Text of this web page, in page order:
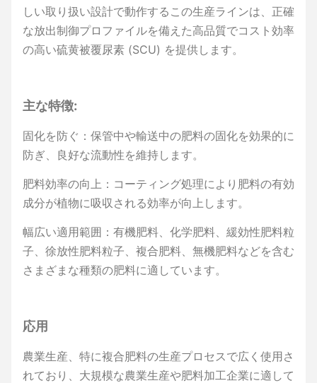
しい取り扱い設計で動作するこの生産ラインは、正確
な放出制御プロファイルを備えた高品質でコスト効率
の高い硫黄被覆尿素 (SCU) を提供します。
主な特徴:
固化を防ぐ：保管中や輸送中の肥料の固化を効果的に
防ぎ、良好な流動性を維持します。
肥料効率の向上：コーティング処理により肥料の有効
成分が植物に吸収される効率が向上します。
幅広い適用範囲：有機肥料、化学肥料、緩効性肥料粒
子、徐放性肥料粒子、複合肥料、無機肥料などを含む
さまざまな種類の肥料に適しています。
応用
農業生産、特に複合肥料の生産プロセスで広く使用さ
れており、大規模な農業生産や肥料加工企業に適して